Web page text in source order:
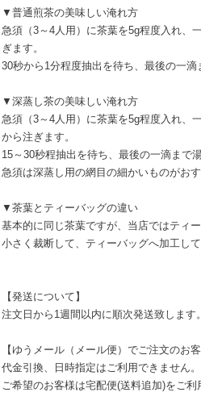
▼普通煎茶の美味しい淹れ方
急須（3～4人用）に茶葉を5g程度入れ、
ぎます。
30秒から1分程度抽出を待ち、最後の一滴
▼深蒸し茶の美味しい淹れ方
急須（3～4人用）に茶葉を5g程度入れ、
から注ぎます。
15～30秒程抽出を待ち、最後の一滴まで
急須は深蒸し用の網目の細かいものがおす
▼茶葉とティーバッグの違い
基本的に同じ茶葉ですが、当店ではティ
小さく裁断して、ティーバッグへ加工して
【発送について】
注文日から1週間以内に順次発送致します。
【ゆうメール（メール便）でご注文のお客
代金引換、日時指定はご利用できません。
ご希望のお客様は宅配便(送料追加)をご利